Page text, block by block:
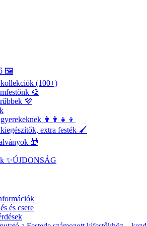
🖼️
kollekciók (100+)
🎨
💜
👨‍👩‍👧‍👦
kiegészítők, extra festék 🖌️
🎁
✨ÚJDONSÁG
és csere